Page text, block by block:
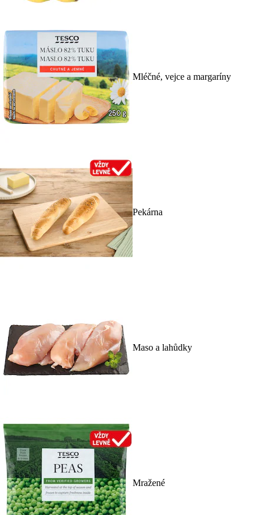
Mléčné, vejce a margaríny
Pekárna
Maso a lahůdky
Mražené